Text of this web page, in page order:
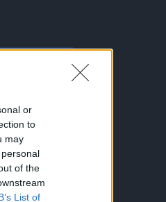
or
to
may
of the
List of